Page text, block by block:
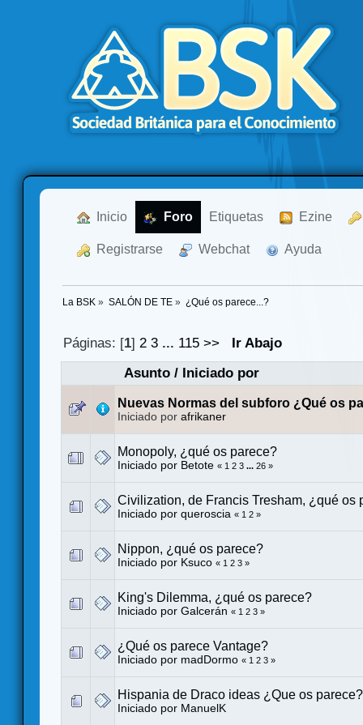
Inicio Foro Etiquetas Ezine
Registrarse Webchat Ayuda
La BSK » SALÓN DE TE » ¿Qué os parece...?
Páginas: [1]2 3 ... 115 >>
Ir Abajo
Asunto/ Iniciado por
Nuevas Normas del subforo ¿Qué os
Iniciado por afrikaner
Monopoly, ¿qué os parece?
Iniciado por Betote « 1 2 3 ... 26 »
Civilization, de Francis Tresham, ¿qué os
Iniciado por queroscia « 1 2 »
Nippon, ¿qué os parece?
Iniciado por Ksuco « 1 2 3 »
King's Dilemma, ¿qué os parece?
Iniciado por Galcerán « 1 2 3 »
¿Qué os parece Vantage?
Iniciado por madDormo « 1 2 3 »
Hispania de Draco ideas ¿Que os parece?
Iniciado por ManuelK